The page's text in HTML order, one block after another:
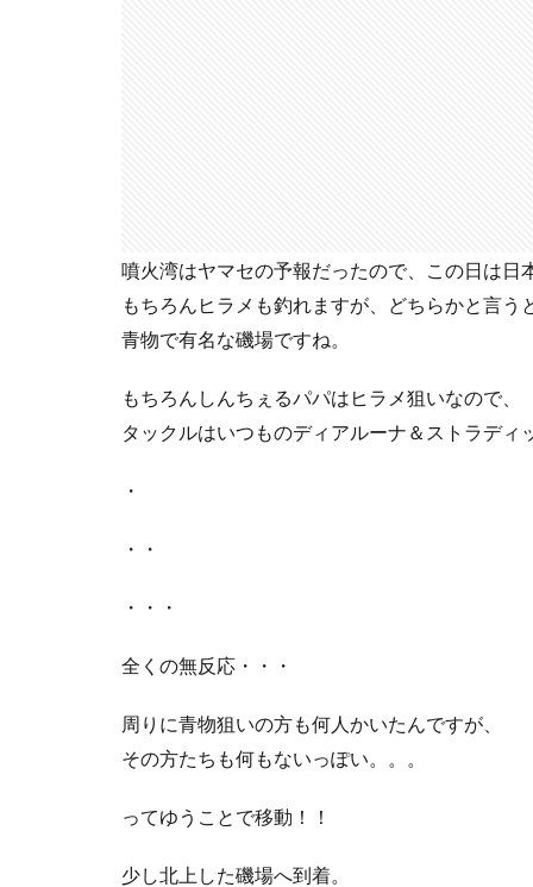
噴火湾はヤマセの予報だったので、この日は日
もちろんヒラメも釣れますが、どちらかと言う
青物で有名な磯場ですね。
もちろんしんちぇるパパはヒラメ狙いなので、
タックルはいつものディアルーナ＆ストラディ
・
・・
・・・
全くの無反応・・・
周りに青物狙いの方も何人かいたんですが、
その方たちも何もないっぽい。。。
ってゆうことで移動！！
少し北上した磯場へ到着。